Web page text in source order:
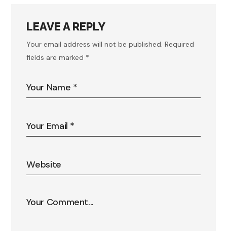
LEAVE A REPLY
Your email address will not be published. Required
fields are marked *